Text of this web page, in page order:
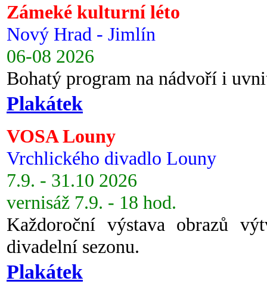
Zámeké kulturní léto
Nový Hrad - Jimlín
06-08 2026
Bohatý program na nádvoří i
Plakátek
VOSA Louny
Vrchlického divadlo Louny
7.9. - 31.10 2026
vernisáž 7.9. - 18 hod.
Každoroční výstava obrazů
divadelní sezonu.
Plakátek